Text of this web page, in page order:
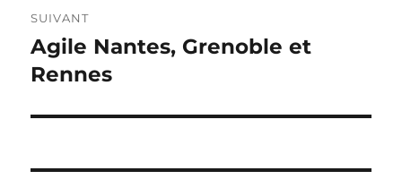
SUIVANT
Publication
suivante :
Agile Nantes, Grenoble et
Rennes